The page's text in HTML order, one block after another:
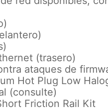
(trasero)
ataques de
Hot Plug Low
(consulte)
Friction Rail Kit